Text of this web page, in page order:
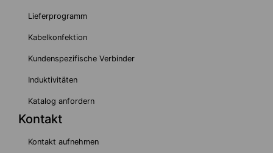
Lieferprogramm
Kabelkonfektion
Kundenspezifische Verbinder
Induktivitäten
Katalog anfordern
Kontakt
Kontakt aufnehmen